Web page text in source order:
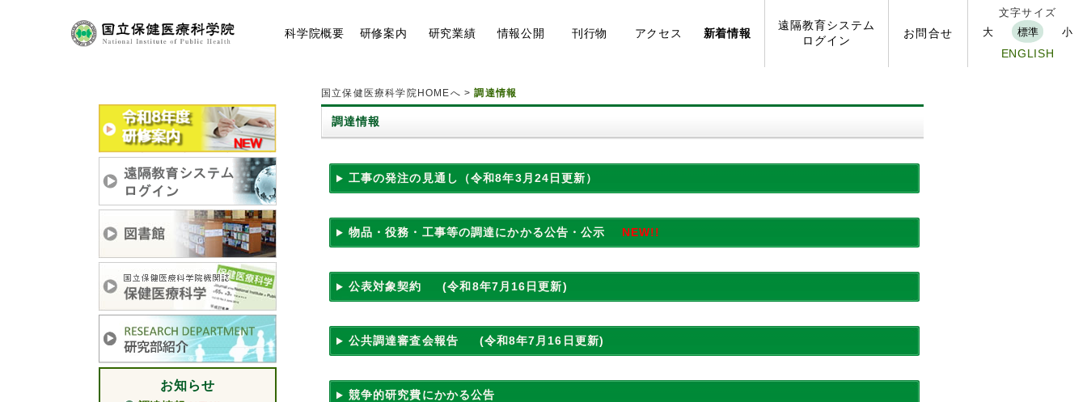
科学院概要 研修案内 研究業績 情報公開 刊行物 アク セス 新着情報
遠隔教育システム
ログイン
お問 合せ
文字サイズ
大
標準 小
ENGLISH
国立保健医療科学院HOMEへ >調達情報
調達情報
工事の発注の見通し（令和8年3月24日更新）
物品・役務・工事等の調達にかかる公告・公示 NEW!!
公表対象契約(令和8年7月16日更新)
公共調達審査会報告 (令和8年7月16日更新)
競争的研究費にかかる公告
お知らせ